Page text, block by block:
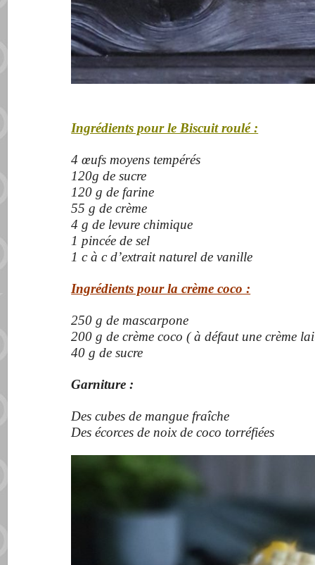
Ingrédients pour le Biscuit roulé :
4œufs moyens tempérés
120g de sucre
120 g de farine
55 g de crème
4 g de levure chimique
1 pincée de sel
1 c à c d’extrait naturel de vanille
Ingrédients pour la crème coco :
250 g de mascarpone
200 g de crème coco ( à défaut une crème
40 g de sucre
Garniture :
Des cubes de mangue fraîche
Des écorces de noix de coco torréfiées